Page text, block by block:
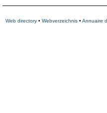
Web directory • Webverzeichnis • Annuaire